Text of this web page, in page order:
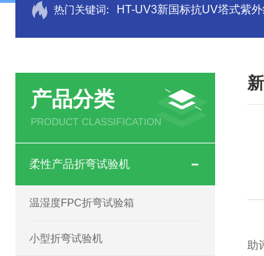
热门关键词: HT-UV3新国标抗UV塔式紫
产品分类
PRODUCT CLASSIFICATION
柔性产品折弯试验机
温湿度FPC折弯试验箱
小型折弯试验机
助